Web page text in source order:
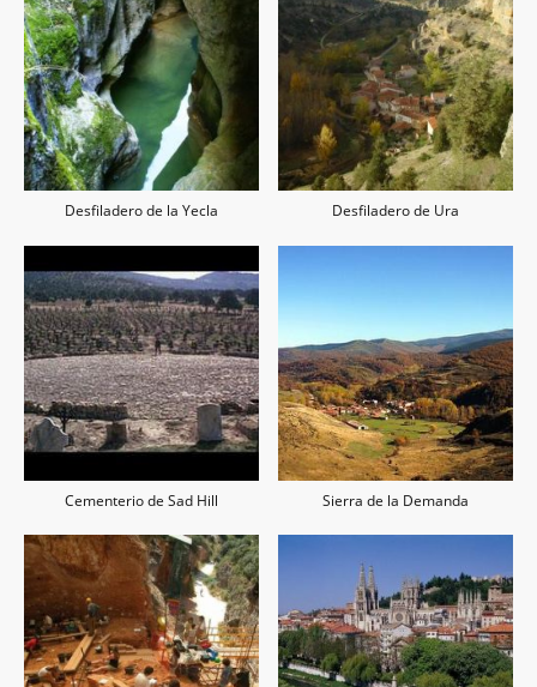
Desfiladero de la Yecla Desfiladero de Ura
Cementerio de Sad Hill Sierra de la Demanda